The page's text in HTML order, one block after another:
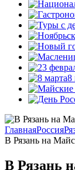
8
ГлавнаяРоссия
В Рязань на
В Рязань